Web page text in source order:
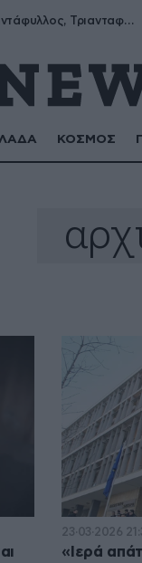
Μύρων, Τριαντάφυλλος, Τριανταφυλλιά, Φυλλιώ, Ρόζα
ΚΟΣΜΟΣ
23·03·2026
«Ιερά